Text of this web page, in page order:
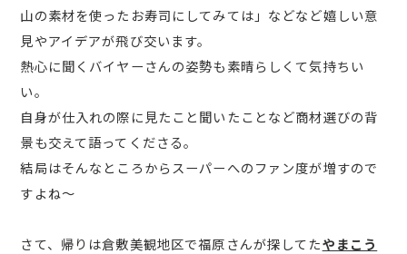
山の素材を使ったお寿司にしてみては」などなど嬉しい意
見やアイデアが飛び交います。
熱心に聞くバイヤーさんの姿勢も素晴らしくて気持ちい
い。
自身が仕入れの際に見たこと聞いたことなど商材選びの背
景も交えて語ってくださる。
結局はそんなところからスーパーへのファン度が増すので
すよね～
さて、帰りは倉敷美観地区で福原さんが探してたやまこう